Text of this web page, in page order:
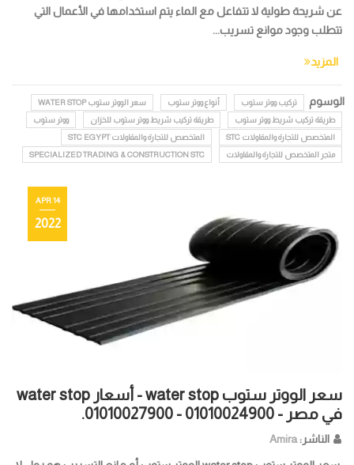
عن شريحة طولية لا تتفاعل مع الماء يتم استخدامها في الأعمال التي
تتطلب وجود موانع تسريب...
المزيد
الوسوم تركيب ووتر ستوب أنواع ووتر ستوب
سعر الووتر ستوب WATER STOP
طريقة تركيب شريط ووتر ستوب
طريقة تركيب شريط ووتر ستوب للخزان
ووتر ستوب
المتخصص للتجارة والمقاولات STC
المتخصص للتجارة والمقاولات STC EGYPT
متجر المتخصص للتجارة والمقاولات
SPECIALIZED TRADING & CONSTRUCTION STC
سعر الووتر ستوب water stop - أسعار water stop
في مصر - 01010024900 - 01010027900.
14 APR
2022
الناشر:Amira